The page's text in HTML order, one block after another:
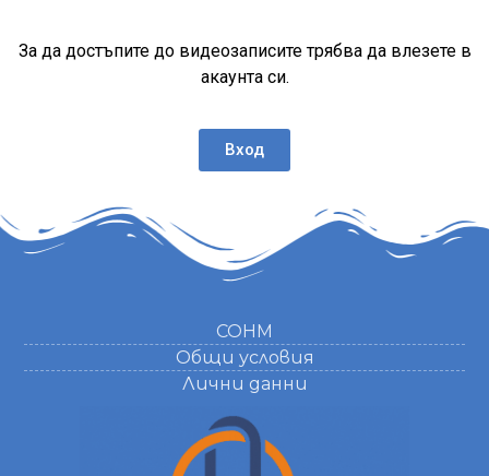
За да достъпите до видеозаписите трябва да влезете в
акаунта си.
Вход
СОНМ
Общи условия
Лични данни